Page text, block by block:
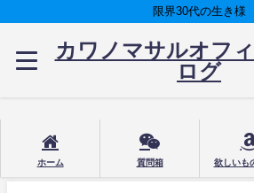
限界30代の生き様
カワノマサルオフ
ログ
ホーム 質問箱 欲しいも